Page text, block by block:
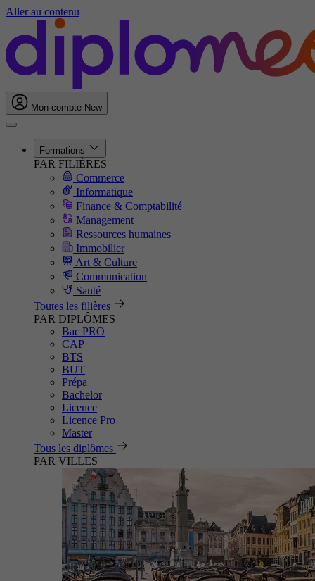
Aller au contenu
Mon compte New
Formations
PAR FILIÈRES
Commerce
Informatique
Finance & Comptabilité
Management
Ressources humaines
Immobilier
Art & Culture
Communication
Santé
Toutes les filières
PAR DIPLÔMES
Bac PRO
CAP
BTS
BUT
Prépa
Bachelor
Licence
Licence Pro
Master
Tous les diplômes
PAR VILLES